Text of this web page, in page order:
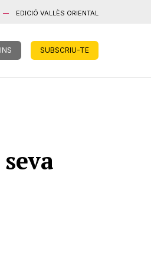
EDICIÓ VALLÈS ORIENTAL
SUBSCRIU-TE